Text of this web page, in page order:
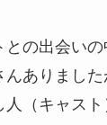
との出会い
んありまし
人（キャス